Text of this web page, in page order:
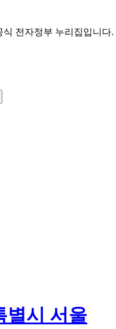
전자정부 누리집입니다.
별시 서울